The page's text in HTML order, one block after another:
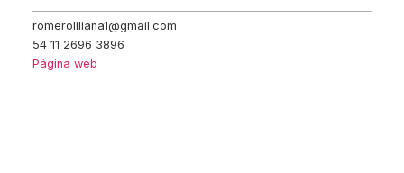
romeroliliana1@gmail.com
54 11 2696 3896
Página web